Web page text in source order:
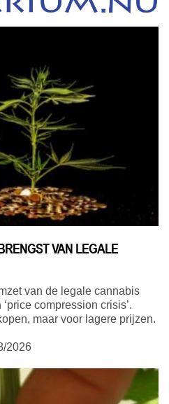
VAN LEGALE
van de legale cannabis
compression crisis’.
maar voor lagere prijzen.
2026